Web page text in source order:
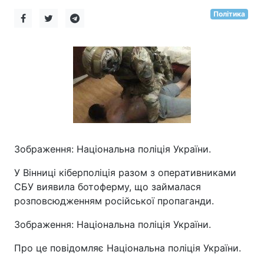
Політика
Зображення: Національна поліція України.
У Вінниці кіберполіція разом з оперативниками
СБУ виявила ботоферму, що займалася
розповсюдженням російської пропаганди.
Зображення: Національна поліція України.
Про це повідомляє Національна поліція України.